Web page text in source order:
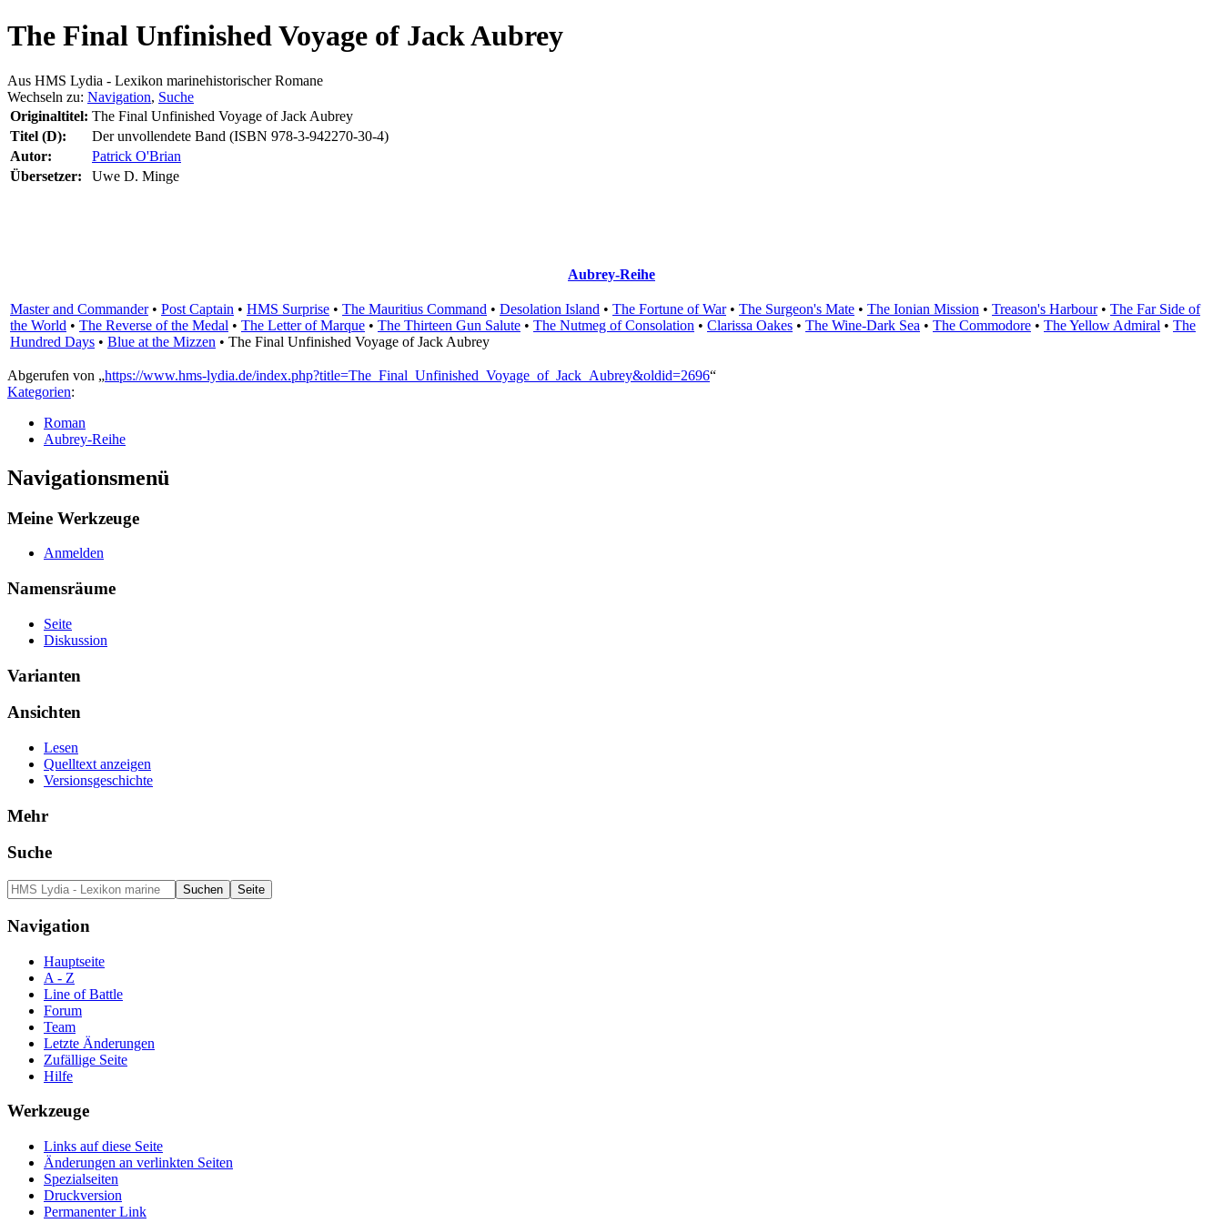
The Final Unfinished Voyage of Jack Aubrey
Aus HMS Lydia - Lexikon marinehistorischer Romane
Wechseln zu: Navigation, Suche
Originaltitel: The Final Unfinished Voyage of Jack Aubrey
Titel (D):
Der unvollendete Band (ISBN 978-3-942270-30-4)
Autor:
Patrick O'Brian
Übersetzer:
Uwe D. Minge
Aubrey-Reihe
Master and Commander• Post Captain • HMS Surprise • The Mauritius Command • Desolation Island • The Fortune of War• The Surgeon's Mate • The Ionian Mission • Treason's Harbour• The Far Side of
the World • The Reverse of the Medal • The Letter of Marque • The Thirteen Gun Salute • The Nutmeg of Consolation • Clarissa Oakes • The Wine-Dark Sea • The Commodore • The Yellow Admiral • The
Hundred Days • Blue at the Mizzen • The Final Unfinished Voyage of Jack Aubrey
Abgerufen von „https://www.hms-lydia.de/index.php?title=The_Final_Unfinished_Voyage_of_Jack_Aubrey&oldid=2696“
Kategorien:
Roman
Aubrey-Reihe
Navigationsmenü
Meine Werkzeuge
Anmelden
Namensräume
Seite
Diskussion
Varianten
Ansichten
Lesen
Quelltext anzeigen
Versionsgeschichte
Mehr
Suche
Navigation
Hauptseite
A - Z
Line of Battle
Forum
Team
Letzte Änderungen
Zufällige Seite
Hilfe
Werkzeuge
Links auf diese Seite
Änderungen an verlinkten Seiten
Spezialseiten
Druckversion
Permanenter Link